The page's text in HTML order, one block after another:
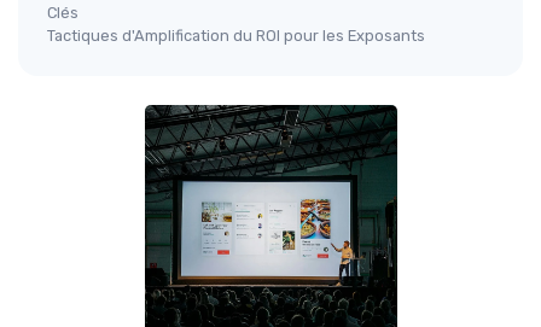
Clés
Tactiques d'Amplification du ROI pour les Exposants